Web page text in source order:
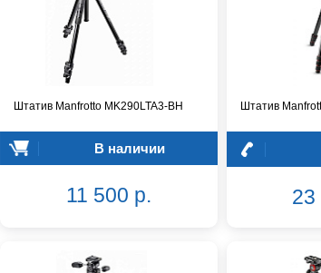
Штатив Manfrotto MK290LTA3-BH
В наличии
11 500 р.
Штатив
23